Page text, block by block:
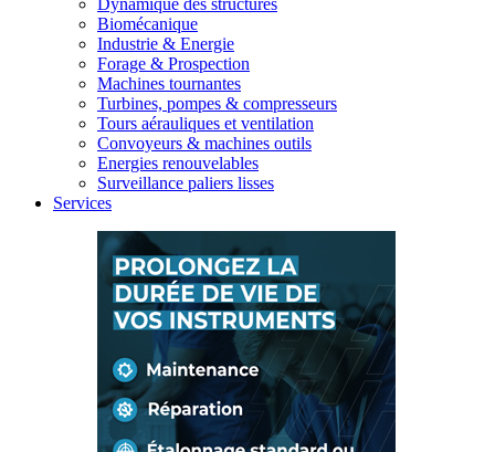
Dynamique des structures
Biomécanique
Industrie & Energie
Forage & Prospection
Machines tournantes
Turbines, pompes & compresseurs
Tours aérauliques et ventilation
Convoyeurs & machines outils
Energies renouvelables
Surveillance paliers lisses
Services